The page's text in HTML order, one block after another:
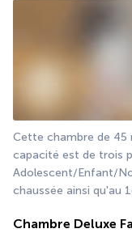
Cette chambre de 45
capacité est de trois
Adolescent/Enfant/
chaussée ainsi qu'au
Chambre Deluxe